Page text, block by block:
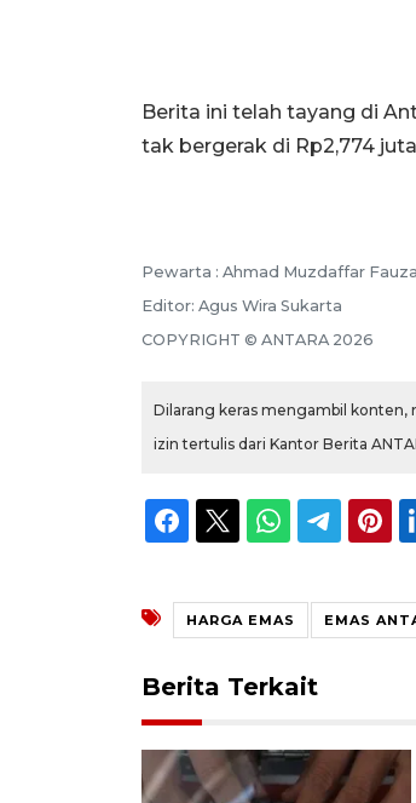
Berita ini telah tayang di
tak bergerak di Rp2,774
Pewarta : Ahmad Muzdaffar
Editor: Agus Wira Sukarta
COPYRIGHT © ANTARA 2026
Dilarang keras mengambil konten,
izin tertulis dari Kantor Berita
HARGA EMAS EMAS
Berita Terkait